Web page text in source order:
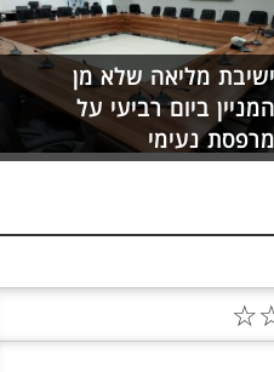
ישיבת מליאה שלא מן
המניין ביום רביעי על
מרפסת נעימי
☆